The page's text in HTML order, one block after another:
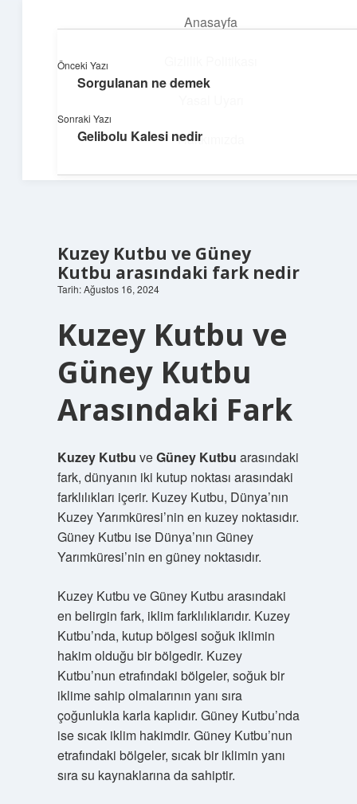
Anasayfa
Hakkımızda
Dijital Dünya Günlüğü
Kuzey Kutbu ve Güney
Kutbu arasındaki fark nedir
Tarih: Ağustos 16, 2024
Kuzey Kutbu ve
Güney Kutbu
Arasındaki Fark
Kuzey Kutbu veGüney Kutbu arasındaki
fark, dünyanın iki kutup noktası arasındaki
farklılıkları içerir. Kuzey Kutbu, Dünya’nın
Kuzey Yarımküresi’nin en kuzey noktasıdır.
Güney Kutbu ise Dünya’nın Güney
Yarımküresi’nin en güney noktasıdır.
Kuzey Kutbu ve Güney Kutbu arasındaki
en belirgin fark, iklim farklılıklarıdır. Kuzey
Kutbu’nda, kutup bölgesi soğuk iklimin
hakim olduğu bir bölgedir. Kuzey
Kutbu’nun etrafındaki bölgeler, soğuk bir
iklime sahip olmalarının yanı sıra
çoğunlukla karla kaplıdır. Güney Kutbu’nda
ise sıcak iklim hakimdir. Güney Kutbu’nun
etrafındaki bölgeler, sıcak bir iklimin yanı
sıra su kaynaklarına da sahiptir.
Önceki Yazı
Sorgulanan ne demek
Sonraki Yazı
Gelibolu Kalesi nedir